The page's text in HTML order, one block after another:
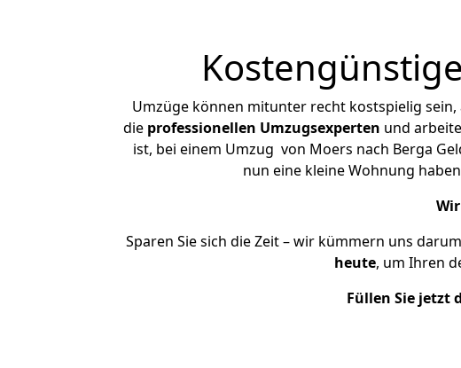
Umzüge können mitunter recht kostspielig
die professionellen Umzugsexperten und
ist, bei einem Umzug von Moers nach Berga
nun eine kleine Wohnung
Sparen Sie sich die Zeit – wir kümmern uns
heute, um Ihren
Füllen Sie jetzt